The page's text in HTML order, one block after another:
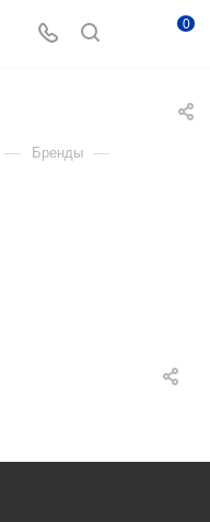
0
— Бренды —